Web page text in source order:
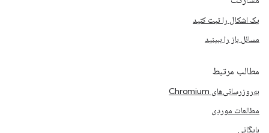
یک اشکال را ثبت کنید
مسائل باز را ببینید
مطالب مرتبط
به‌روزرسانی‌های Chromium
مطالعات موردی
بایگانی